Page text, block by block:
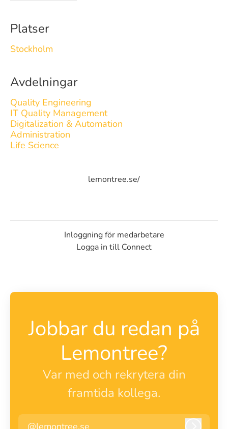
Platser
Stockholm
Avdelningar
Quality Engineering
IT Quality Management
Digitalization & Automation
Administration
Life Science
lemontree.se/
Inloggning för medarbetare
Logga in till Connect
Jobbar du redan på
Lemontree?
Var med och rekrytera din
framtida kollega.
@lemontree.se